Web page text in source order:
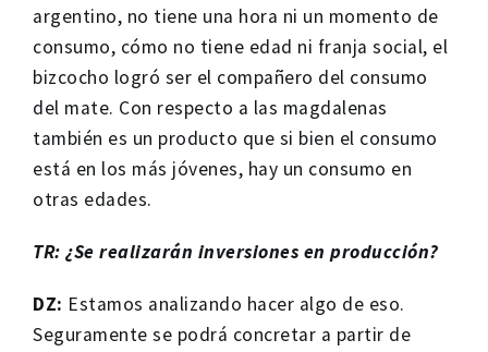
argentino, no tiene una hora ni un momento de
consumo, cómo no tiene edad ni franja social, el
bizcocho logró ser el compañero del consumo
del mate. Con respecto a las magdalenas
también es un producto que si bien el consumo
está en los más jóvenes, hay un consumo en
otras edades.
TR: ¿Se realizarán inversiones en producción?
DZ: Estamos analizando hacer algo de eso.
Seguramente se podrá concretar a partir de